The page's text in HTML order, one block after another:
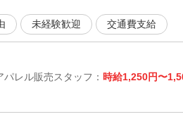
未経験歓迎 交通費支給
パレル販売スタッフ： 時給1,250円〜